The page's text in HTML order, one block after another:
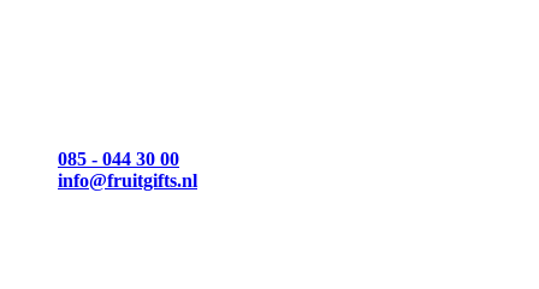
085 - 044 30 00
info@fruitgifts.nl